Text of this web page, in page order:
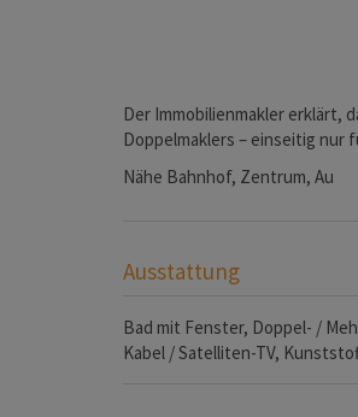
Der Immobilienmakler erklärt,
Doppelmaklers – einseitig nur
Nähe Bahnhof, Zentrum, Au
Ausstattung
Bad mit Fenster Doppel- /
Kabel / Satelliten-TV